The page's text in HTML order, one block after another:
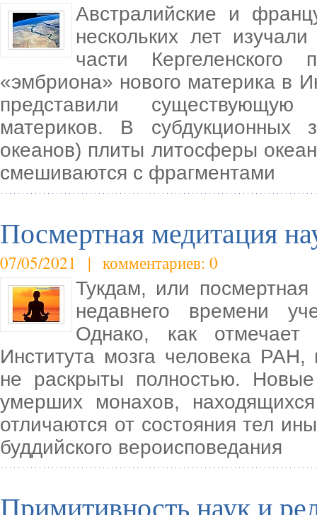
Австралийские и
нескольких лет
части Кергеленского
«эмбриона» нового материка в
представили
материков. В субдукционных
океанов) плиты литосферы
смешиваются с фрагментами
Посмертная медитация
07/05/2021 | комментариев: 0
Тукдам, или
недавнего времени
Однако, как отмечает
Института мозга человека
не раскрыты полностью.
умерших монахов,
отличаются от состояния тел
буддийского вероисповедания
Примитивность наук и